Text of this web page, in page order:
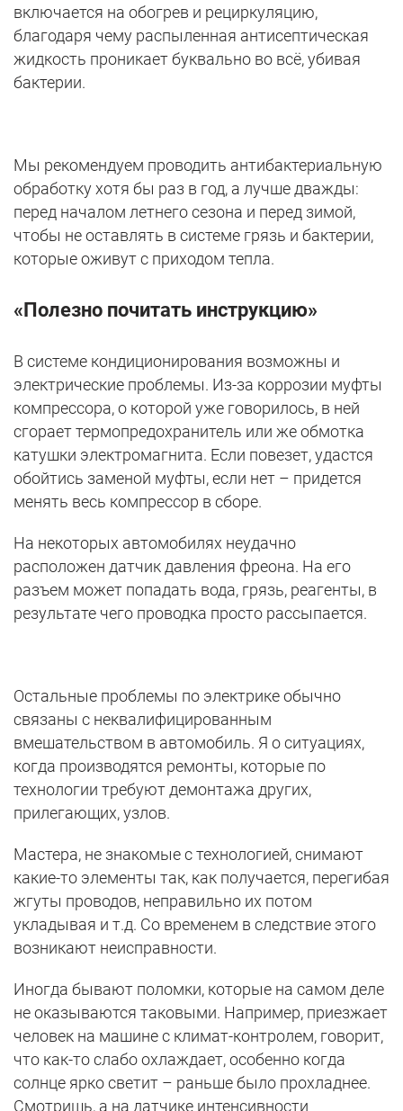
включается на обогрев и рециркуляцию,
благодаря чему распыленная антисептическая
жидкость проникает буквально во всё, убивая
бактерии.
Мы рекомендуем проводить антибактериальную
обработку хотя бы раз в год, а лучше дважды:
перед началом летнего сезона и перед зимой,
чтобы не оставлять в системе грязь и бактерии,
которые оживут с приходом тепла.
«Полезно почитать инструкцию»
В системе кондиционирования возможны и
электрические проблемы. Из-за коррозии муфты
компрессора, о которой уже говорилось, в ней
сгорает термопредохранитель или же обмотка
катушки электромагнита. Если повезет, удастся
обойтись заменой муфты, если нет – придется
менять весь компрессор в сборе.
На некоторых автомобилях неудачно
расположен датчик давления фреона. На его
разъем может попадать вода, грязь, реагенты, в
результате чего проводка просто рассыпается.
Остальные проблемы по электрике обычно
связаны с неквалифицированным
вмешательством в автомобиль. Я о ситуациях,
когда производятся ремонты, которые по
технологии требуют демонтажа других,
прилегающих, узлов.
Мастера, не знакомые с технологией, снимают
какие-то элементы так, как получается, перегибая
жгуты проводов, неправильно их потом
укладывая и т.д. Со временем в следствие этого
возникают неисправности.
Иногда бывают поломки, которые на самом деле
не оказываются таковыми. Например, приезжает
человек на машине с климат-контролем, говорит,
что как-то слабо охлаждает, особенно когда
солнце ярко светит – раньше было прохладнее.
Смотришь, а на датчике интенсивности